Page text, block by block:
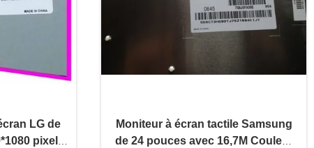
LG de
pixels,
Moniteur à écran tactile Samsung
de 24 pouces avec 16,7M Couleur